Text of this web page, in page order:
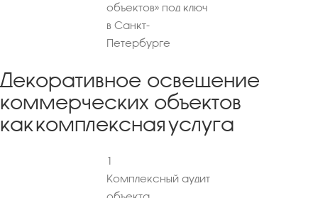
объектов» под ключ
в Санкт-
Петербурге
Декоративное освещение
коммерческих объектов
как комплексная услуга
1
Комплексный аудит